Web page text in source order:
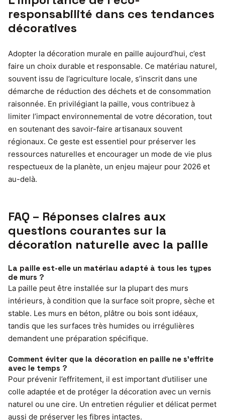
responsabilité dans ces tendances
décoratives
Adopter la décoration murale en paille aujourd’hui, c’est
faire un choix durable et responsable. Ce matériau naturel,
souvent issu de l’agriculture locale, s’inscrit dans une
démarche de réduction des déchets et de consommation
raisonnée. En privilégiant la paille, vous contribuez à
limiter l’impact environnemental de votre décoration, tout
en soutenant des savoir-faire artisanaux souvent
régionaux. Ce geste est essentiel pour préserver les
ressources naturelles et encourager un mode de vie plus
respectueux de la planète, un enjeu majeur pour 2026 et
au-delà.
FAQ – Réponses claires aux
questions courantes sur la
décoration naturelle avec la paille
La paille est-elle un matériau adapté à tous les types
de murs ?
La paille peut être installée sur la plupart des murs
intérieurs, à condition que la surface soit propre, sèche et
stable. Les murs en béton, plâtre ou bois sont idéaux,
tandis que les surfaces très humides ou irrégulières
demandent une préparation spécifique.
Comment éviter que la décoration en paille ne s’effrite
avec le temps ?
Pour prévenir l’effritement, il est important d’utiliser une
colle adaptée et de protéger la décoration avec un vernis
naturel ou une cire. Un entretien régulier et délicat permet
aussi de préserver les fibres intactes.